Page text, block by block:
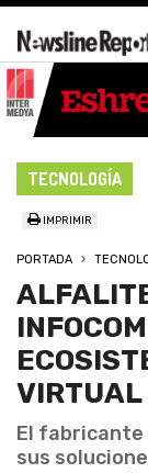
TECNOLOGÍA
IMPRIMIR
PORTADA
VIRTUAL
El fabricante
sus